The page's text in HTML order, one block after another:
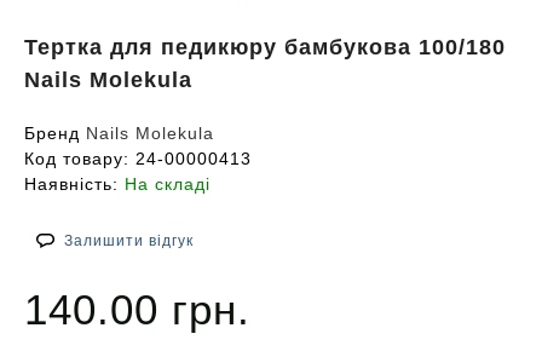
Тертка для педикюру бамбукова 100/180
Nails Molekula
Бренд Nails Molekula
Код товару: 24-00000413
Наявність: На складі
Залишити відгук
140.00 грн.